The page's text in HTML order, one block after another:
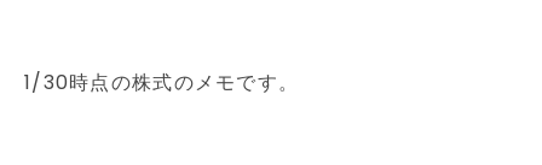
1/30時点の株式のメモです。